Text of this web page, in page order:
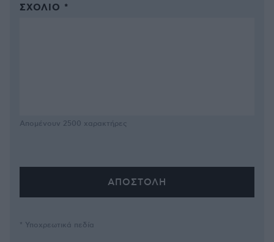
ΣΧΌΛΙΟ *
Απομένουν 2500 χαρακτήρες
* Υποχρεωτικά πεδία